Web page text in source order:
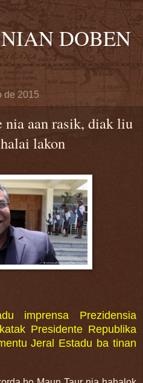
DOBEN
de 2015
aan rasik, diak liu
lakon
imprensa Prezidensia
Presidente Republika
Jeral Estadu ba tinan